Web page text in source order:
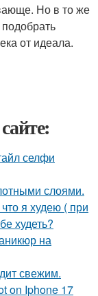
Но в то же
от идеала.
селфи
слоями.
я худею ( при
худеть?
на
свежим.
on Iphone 17